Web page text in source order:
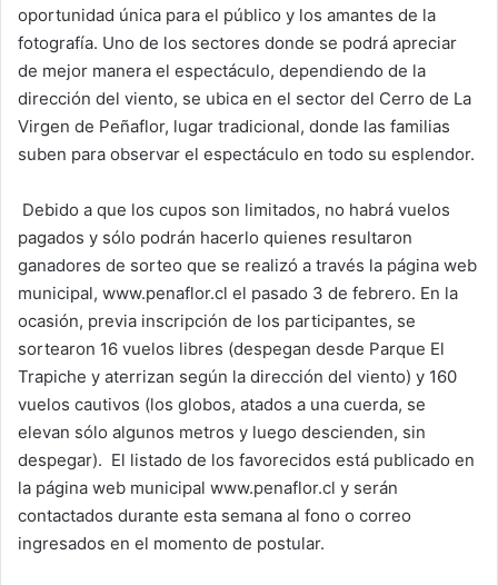
oportunidad única para el público y los amantes de la
fotografía. Uno de los sectores donde se podrá apreciar
de mejor manera el espectáculo, dependiendo de la
dirección del viento, se ubica en el sector del Cerro de La
Virgen de Peñaflor, lugar tradicional, donde las familias
suben para observar el espectáculo en todo su esplendor.
Debido a que los cupos son limitados, no habrá vuelos
pagados y sólo podrán hacerlo quienes resultaron
ganadores de sorteo que se realizó a través la página web
municipal, www.penaflor.cl el pasado 3 de febrero. En la
ocasión, previa inscripción de los participantes, se
sortearon 16 vuelos libres (despegan desde Parque El
Trapiche y aterrizan según la dirección del viento) y 160
vuelos cautivos (los globos, atados a una cuerda, se
elevan sólo algunos metros y luego descienden, sin
despegar). El listado de los favorecidos está publicado en
la página web municipal www.penaflor.cl y serán
contactados durante esta semana al fono o correo
ingresados en el momento de postular.